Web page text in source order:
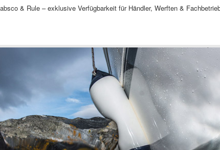
& Rule – exklusive Verfügbarkeit für Händler, Werften &